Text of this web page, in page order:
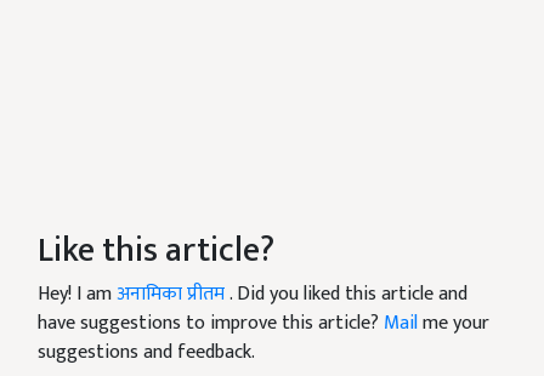
Like this article?
Hey! I amअनामिका प्रीतम. Did you liked this article and
have suggestions to improve this article? Mailme your
suggestions and feedback.